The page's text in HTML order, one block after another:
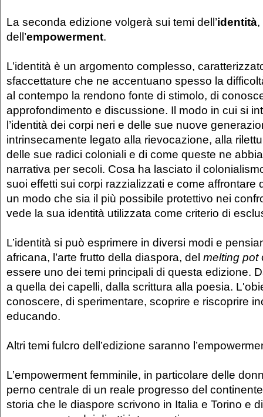
La seconda edizione volgerà sui temi dell’identità,
dell’empowerment.
L’identità è un argomento complesso,
sfaccettature che ne accentuano spesso la
al contempo la rendono fonte di stimolo, di
approfondimento e discussione. Il modo in cui si
l’identità dei corpi neri e delle sue nuove
intrinsecamente legato alla rievocazione, alla
delle sue radici coloniali e di come queste ne
narrativa per secoli. Cosa ha lasciato il
suoi effetti sui corpi razzializzati e come affrontare
un modo che sia il più possibile protettivo nei
vede la sua identità utilizzata come criterio di
L’identità si può esprimere in diversi modi e
africana, l’arte frutto della diaspora, del melting pot
essere uno dei temi principali di questa edizione.
a quella dei capelli, dalla scrittura alla poesia.
conoscere, di sperimentare, scoprire e riscoprire
educando.
Altri temi fulcro dell’edizione saranno
L’empowerment femminile, in particolare delle
perno centrale di un reale progresso del
storia che le diaspore scrivono in Italia e Torino e